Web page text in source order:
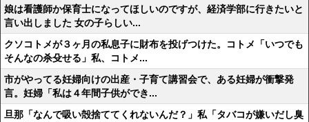
娘は看護師か保育士になってほしいのですが、経済学部に行きたいと
言い出しました 女の子らしい...
クソコトメが３ヶ月の私息子に財布を投げつけた。コトメ「いつでも
そんなの杀殳せる」私、コトメ...
市がやってる妊婦向けの出産・子育て講習会で、ある妊婦が衝撃発
言。妊婦「私は４年間子供ができ...
旦那「なんで吸い殻捨ててくれないんだ？」私「タバコが嫌いだし臭